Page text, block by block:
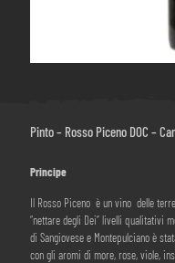
Pinto – Rosso Piceno DOC –
Principe
Il Rosso Piceno è un vino delle
“nettare degli Dei” livelli qualitativi
di Sangiovese e Montepulciano è
con gli aromi di more, rose, viole,